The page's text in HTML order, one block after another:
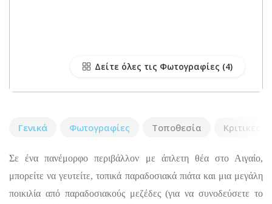
Δείτε όλες τις Φωτογραφίες
Γενικά Φωτογραφίες Τοποθεσία Κριτικές
Σε ένα πανέμορφο περιβάλλον με άπλετη θέα στο Αιγαίο,
μπορείτε να γευτείτε, τοπικά παραδοσιακά πιάτα και μια μεγάλη
ποικιλία από παραδοσιακούς μεζέδες (για να συνοδεύσετε το